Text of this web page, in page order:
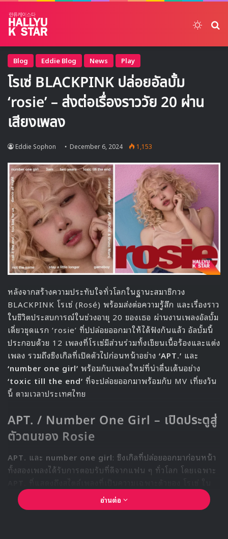
Blog Eddie Blog News Play
โรเซ่ BLACKPINK ปล่อยอัลบั้ม
‘rosie’ – ส่งต่อเรื่องราววัย 20 ผ่าน
เสียงเพลง
Eddie Sophon December 6, 2024 1,153
หลังจากสร้างความประทับใจทั่วโลกในฐานะสมาชิกวง
BLACKPINK โรเซ่ (Rosé) พร้อมส่งต่อความรู้สึก และเรื่องราว
ในชีวิตประสบการณ์ในช่วงอายุ 20 ของเธอ ผ่านงานเพลงอัลบั้ม
เดี่ยวชุดแรก ‘rosie’ ที่ปปล่อยออกมาให้ได้ฟังกันแล้ว อัลบั้มนี้
ประกอบด้วย 12 เพลงที่โรเซ่มีส่วนร่วมทั้งเขียนเนื้อร้องและแต่ง
เพลง รวมถึงซิงเกิลที่เปิดตัวไปก่อนหน้าอย่าง ‘APT.’ และ
‘number one girl’ พร้อมกับเพลงใหม่ที่น่าตื่นเต้นอย่าง
‘toxic till the end’ ที่จะปล่อยออกมาพร้อมกับ MV เที่ยงวัน
นี้ ตามเวลาประเทศไทย
APT. / Number One Girl – เปิดประตูสู่
ตัวตนของ Rosie
APT. และ number one girl: ซิงเกิลที่ปล่อยออกมาก่อนหน้า
ทั้งสองเพลงได้รับการตอบรับที่ดีจากแฟน ๆ ทั่วโลก โดยเฉพาะ
ฐานะศิลปินที่ได้ร่วมงานกับ บรูโน มาส์ และฮิตไปทั่วโลกอย่าง
รวดเร็ว เป็นเพลงพรีรีลีสชองอัลบัมที่ทำให้การเปิดตัวอัลบัมโซโล่
อ่านต่อ